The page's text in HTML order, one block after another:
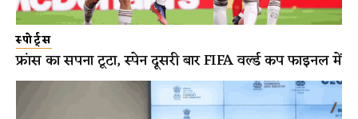
स्पोर्ट्स
फ्रांस का सपना टूटा, स्पेन दूसरी बार FIFA वर्ल्ड कप फाइनल में